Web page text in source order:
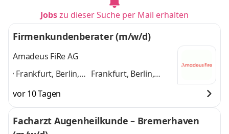
Jobszu dieser Suche per Mail erhalten
Firmenkundenberater (m/w/d)
Amadeus FiRe AG
Frankfurt, Berlin,
Düsseldorf, Köln,
Hamburg,
München,
Frankfurt, Berlin,
München, Mannheim,
Nürnberg, Bremen,
vor 10 Tagen
Facharzt Augenheilkunde – Bremerhaven